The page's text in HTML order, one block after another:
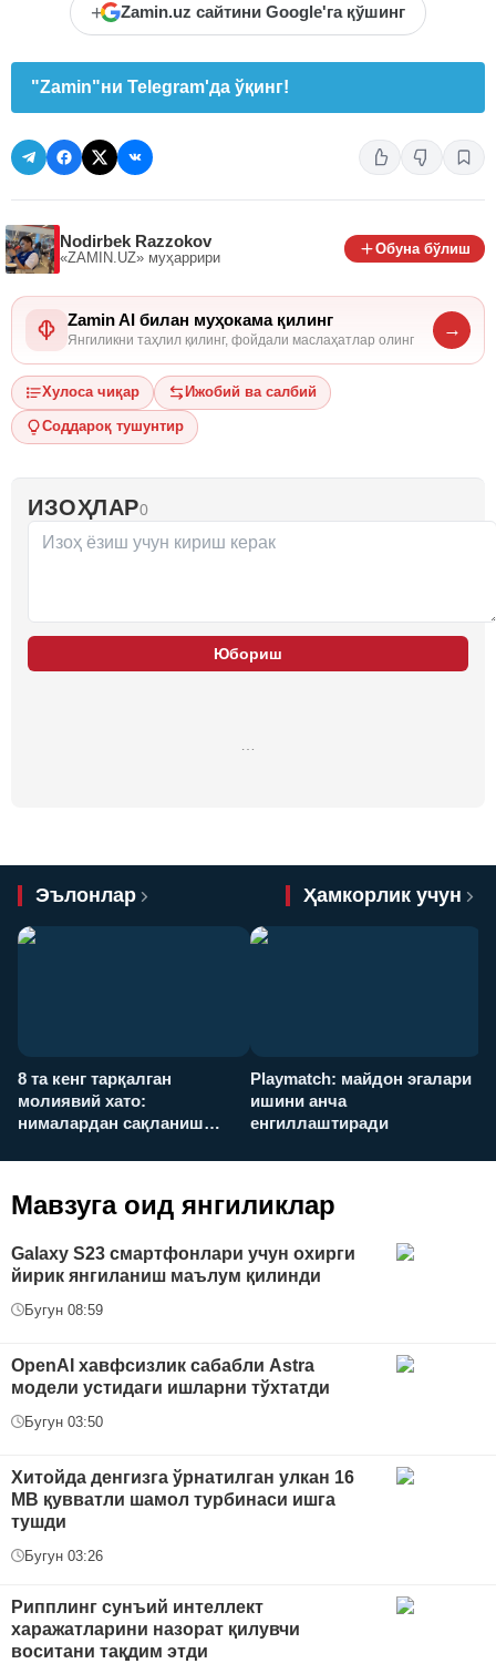
+ Zamin.uz сайтини Google'га қўшинг
"Zamin"ни Telegram'да ўқинг!
Nodirbek Razzokov
«ZAMIN.UZ» муҳаррири
Обуна бўлиш
Zamin AI билан муҳокама қилинг
Янгиликни таҳлил қилинг, фойдали маслаҳатлар олинг
→
Хулоса чиқар Ижобий ва салбий
Соддароқ тушунтир
ИЗОҲЛАР0
Юбориш
Эълонлар Ҳамкорлик учун
8 та кенг тарқалган
молиявий хато:
нималардан сақланиш
Playmatch: майдон эгалари
ишини анча
енгиллаштиради
Мавзуга оид янгиликлар
Galaxy S23 смартфонлари учун охирги
йирик янгиланиш маълум қилинди
Бугун 08:59
OpenAI хавфсизлик сабабли Astra
модели устидаги ишларни тўхтатди
Бугун 03:50
Хитойда денгизга ўрнатилган улкан 16
МВ қувватли шамол турбинаси ишга
тушди
Бугун 03:26
Рипплинг сунъий интеллект
харажатларини назорат қилувчи
воситани тақдим этди